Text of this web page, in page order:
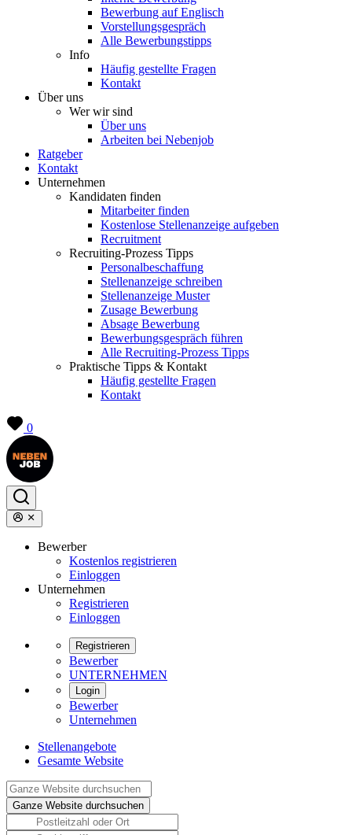
Bewerbung auf Englisch
Vorstellungsgespräch
Alle Bewerbungstipps
Info
Häufig gestellte Fragen
Kontakt
Über uns
Wer wir sind
Über uns
Arbeiten bei Nebenjob
Ratgeber
Kontakt
Unternehmen
Kandidaten finden
Mitarbeiter finden
Kostenlose Stellenanzeige aufgeben
Recruitment
Recruiting-Prozess Tipps
Personalbeschaffung
Stellenanzeige schreiben
Stellenanzeige Muster
Zusage Bewerbung
Absage Bewerbung
Bewerbungsgespräch führen
Alle Recruiting-Prozess Tipps
Praktische Tipps & Kontakt
Häufig gestellte Fragen
Kontakt
0
Bewerber
Kostenlos registrieren
Einloggen
Unternehmen
Registrieren
Einloggen
Registrieren
Bewerber
UNTERNEHMEN
Login
Bewerber
Unternehmen
Stellenangebote
Gesamte Website